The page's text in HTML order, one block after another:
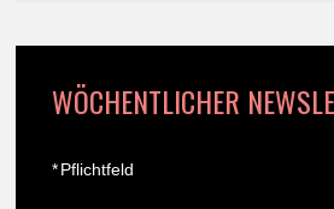
WÖCHENTLICHER
*Pflichtfeld